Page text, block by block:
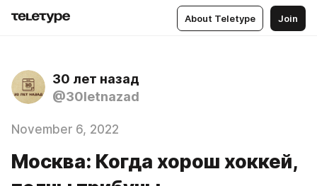
About Teletype Join
30 лет назад
@30letnazad
November 6, 2022
Москва: Когда хорош хоккей,